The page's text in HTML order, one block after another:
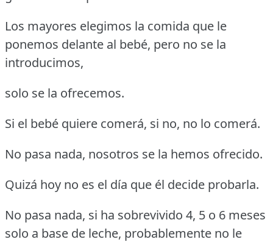
Los mayores elegimos la comida que le
ponemos delante al bebé, pero no se la
introducimos,
solo se la ofrecemos.
Si el bebé quiere comerá, si no, no lo comerá.
No pasa nada, nosotros se la hemos ofrecido.
Quizá hoy no es el día que él decide probarla.
No pasa nada, si ha sobrevivido 4, 5 o 6 meses
solo a base de leche, probablemente no le